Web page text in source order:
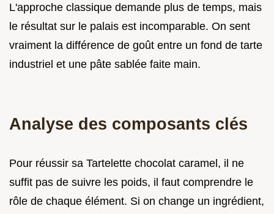
L'approche classique demande plus de temps, mais
le résultat sur le palais est incomparable. On sent
vraiment la différence de goût entre un fond de tarte
industriel et une pâte sablée faite main.
Analyse des composants clés
Pour réussir sa Tartelette chocolat caramel, il ne
suffit pas de suivre les poids, il faut comprendre le
rôle de chaque élément. Si on change un ingrédient,